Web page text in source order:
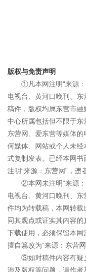
版权与免责声明
①凡本网注明“来源
电视台、黄河口晚刊、
稿件，版权均属东营市
中心所属包括但不限于东
东营网、爱东营等媒体
何媒体、网站或个人未
式复制发表。已经本网
注明“来源：东营网”，违
②本网未注明“来源
电视台、黄河口晚刊、
件均为转载稿，本网转
同其观点或证实其内容
下载使用，必须保留本网
擅自篡改为“来源：东营
③如对稿件内容有疑
涉及版权等问题，请作者